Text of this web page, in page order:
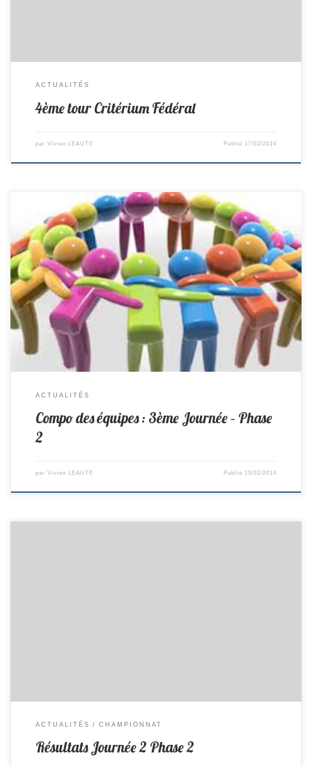
ACTUALITÉS
4ème tour Critérium Fédéral
par Vivien LEAUTE Publié 17/02/2014
Matchs du 23 et 22/02/2014 R3 Composition : Vivien, Philippe,
Yvonnick, Pierre, Nicolas, Pierre Remplaçant : David Lieu : à Nieul le
dolent Horaire : 12H15 D1 Composition : Jean-Claude, Théo, David,
Adrien, Pascal, Valentin Remplaçant : Florian Lieu : Reçoit St Brévin
Horaire : 8h00 D3/K Composition : Bruno, […]
ACTUALITÉS
Compo des équipes : 3ème Journée – Phase
2
par Vivien LEAUTE Publié 15/02/2014
ACTUALITÉS CHAMPIONNAT
Résultats Journée 2 Phase 2